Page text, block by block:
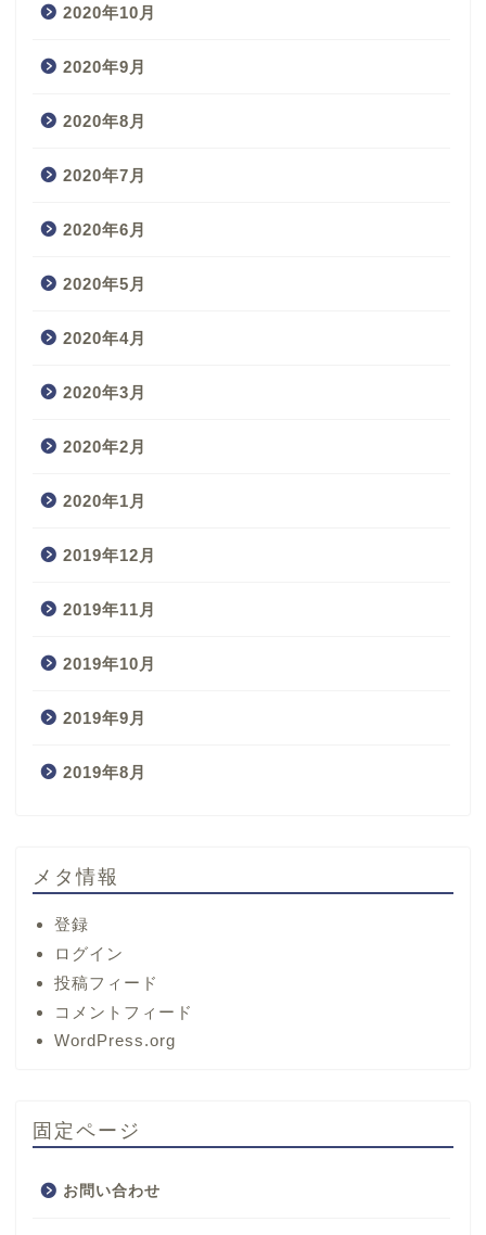
2020年10月
2020年9月
2020年8月
2020年7月
2020年6月
2020年5月
2020年4月
2020年3月
2020年2月
2020年1月
2019年12月
2019年11月
2019年10月
2019年9月
2019年8月
メタ情報
登録
ログイン
投稿フィード
コメントフィード
WordPress.org
固定ページ
お問い合わせ
プロフィール